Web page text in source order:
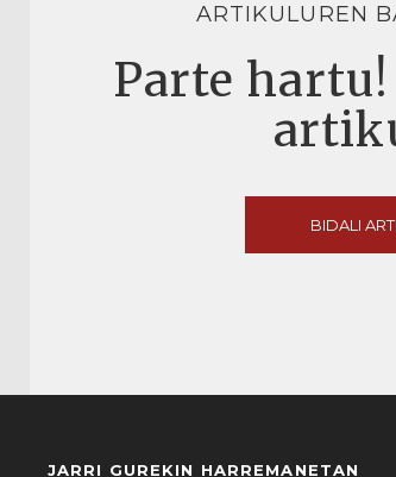
ARTIKULUREN
Parte
BIDALI
JARRI GUREKIN HARREMANETAN